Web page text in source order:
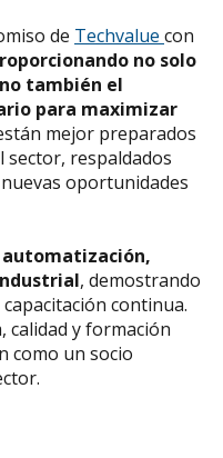
de Techvalue con
no solo
también el
para maximizar
mejor preparados
respaldados
oportunidades
, demostrando
continua.
calidad y formación
como un socio